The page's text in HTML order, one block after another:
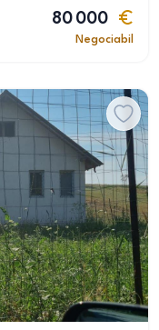
80 000
Negociabil